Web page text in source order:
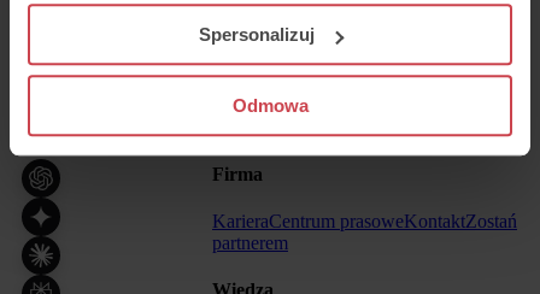
Spersonalizuj
Odmowa
Email:kontakt@thulium.pl
Produkt
Firma
KarieraCentrum prasoweKontaktZostań
partnerem